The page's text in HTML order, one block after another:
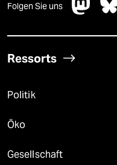
Folgen Sie uns
Ressorts
Politik
Öko
Gesellschaft